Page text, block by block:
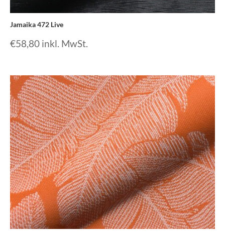
Jamaika 472 Live
€58,80 inkl. MwSt.